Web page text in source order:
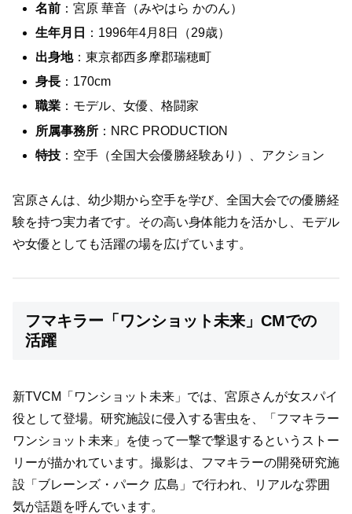
名前 ：宮原 華音（みやはら かのん）
生年月日
：1996年4月8日（29歳）
出身地：東京都西多摩郡瑞穂町
身長 ：170cm
職業 ：モデル、女優、格闘家
所属事務所 ：NRC PRODUCTION
特技 ：空手（全国大会優勝経験あり）、アクション
宮原さんは、幼少期から空手を学び、全国大会での優勝経
験を持つ実力者です。その高い身体能力を活かし、モデル
や女優としても活躍の場を広げています。
フマキラー「ワンショット未来」CMでの
活躍
新TVCM「ワンショット未来」では、宮原さんが女スパイ
役として登場。研究施設に侵入する害虫を、「フマキラー
ワンショット未来」を使って一撃で撃退するというストー
リーが描かれています。撮影は、フマキラーの開発研究施
設「ブレーンズ・パーク 広島」で行われ、リアルな雰囲
気が話題を呼んでいます。